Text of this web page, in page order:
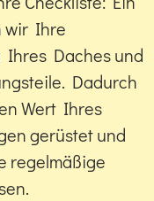
wir Ihre
Daches und
Dadurch
Wert Ihres
gerüstet und
regelmäßige